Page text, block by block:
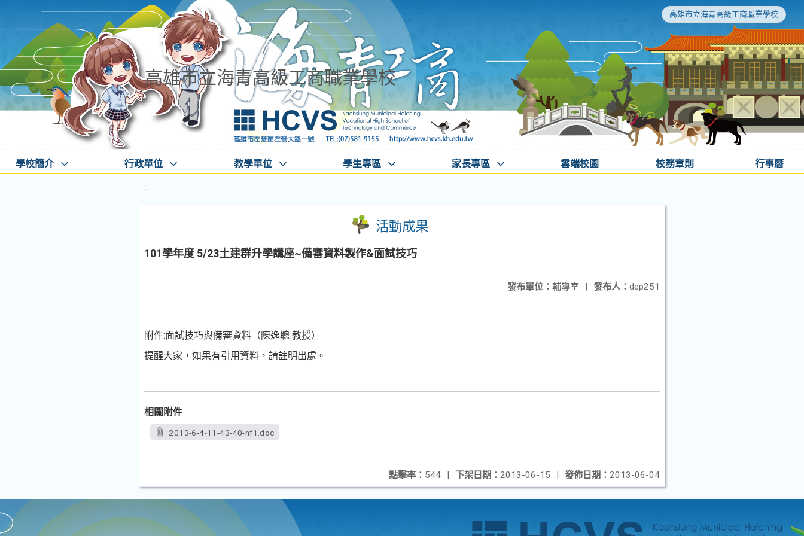
高雄市立海青高級工商職業學校
高雄市立海青高級工商職業學校
學校簡介 行政單位 教學單位 學生專區 家長專區 雲端校園 校務章則 行事曆
:::
活動成果
101學年度 5/23土建群升學講座~備審資料製作&面試技巧
發布人： dep251
發布單位： 輔導室 |
附件:面試技巧與備審資料（陳逸聰 教授）
提醒大家，如果有引用資料，請註明出處。
相關附件
2013-6-4-11-43-40-nf1.doc
發佈日期： 2013-06-04
下架日期： 2013-06-15 |
點擊率： 544 |